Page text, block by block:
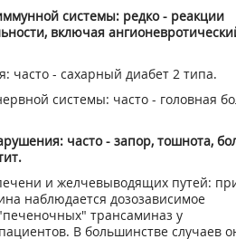
системы: редко - реакции
включая
часто - сахарный диабет 2 типа.
системы: часто - головная
часто - запор, тошнота,
и желчевыводящих путей:
наблюдается дозозависимое
трансаминаз у
В большинстве случаев